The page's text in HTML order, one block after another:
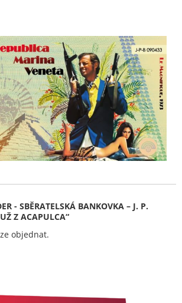
- SBĚRATELSKÁ BANKOVKA – J. P.
Z ACAPULCA“
objednat.